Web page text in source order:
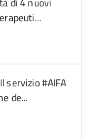
servizio #AIFA
de...